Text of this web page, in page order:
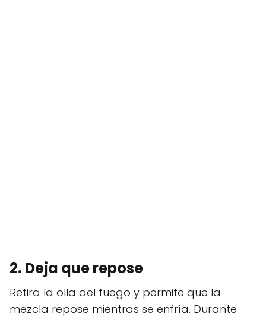
2. Deja que repose
Retira la olla del fuego y permite que la
mezcla repose mientras se enfría. Durante